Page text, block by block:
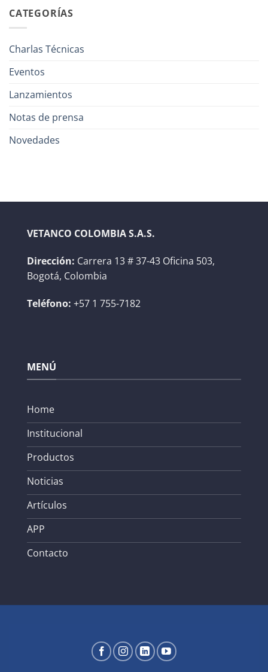
CATEGORÍAS
Charlas Técnicas
Eventos
Lanzamientos
Notas de prensa
Novedades
VETANCO COLOMBIA S.A.S.
Dirección: Carrera 13 # 37-43 Oficina 503,
Bogotá, Colombia
Teléfono: +57 1 755-7182
MENÚ
Home
Institucional
Productos
Noticias
Artículos
APP
Contacto